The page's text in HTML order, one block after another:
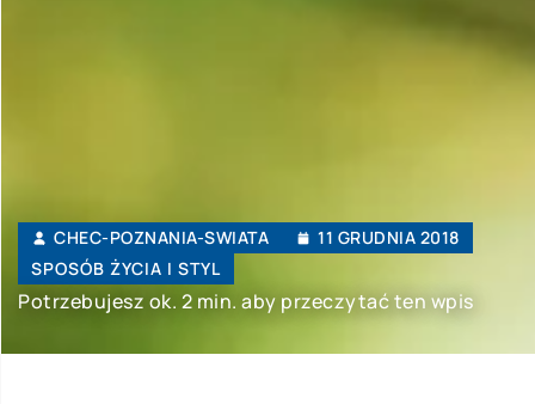
CHEC-POZNANIA-SWIATA
11 GRUDNIA 2018
SPOSÓB ŻYCIA I STYL
Potrzebujesz ok. 2 min. aby przeczytać ten wpis